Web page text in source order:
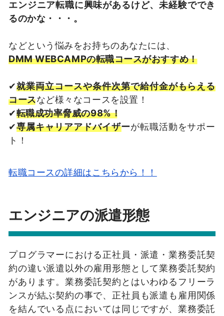
エンジニア転職に興味があるけど、未経験ででき
るのかな・・・。
などという悩みをお持ちのあなたには、
DMM WEBCAMPの転職コースがおすすめ！
✔︎就業両立コースや条件次第で給付金がもらえる
コースなど様々なコースを設置！
✔︎転職成功率脅威の98%！
✔︎専属キャリアアドバイザーが転職活動をサポー
ト！
転職コースの詳細はこちらから！！
エンジニアの派遣形態
プログラマーにおける正社員・派遣・業務委託契
約の違い派遣以外の雇用形態として業務委託契約
があります。業務委託契約とはいわゆるフリーラ
ンスが結ぶ契約の事で、正社員も派遣も雇用関係
を結んでいる点においては同じですが、業務委託